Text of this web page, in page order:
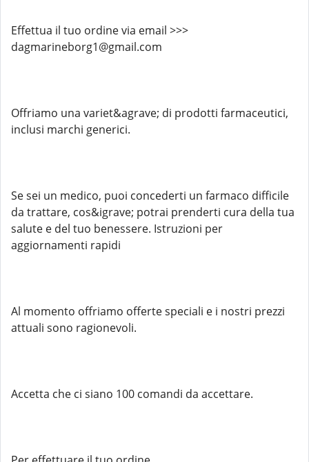
Effettua il tuo ordine via email >>>
dagmarineborg1@gmail.com
Offriamo una variet&agrave; di prodotti farmaceutici,
inclusi marchi generici.
Se sei un medico, puoi concederti un farmaco difficile
da trattare, cos&igrave; potrai prenderti cura della tua
salute e del tuo benessere. Istruzioni per
aggiornamenti rapidi
Al momento offriamo offerte speciali e i nostri prezzi
attuali sono ragionevoli.
Accetta che ci siano 100 comandi da accettare.